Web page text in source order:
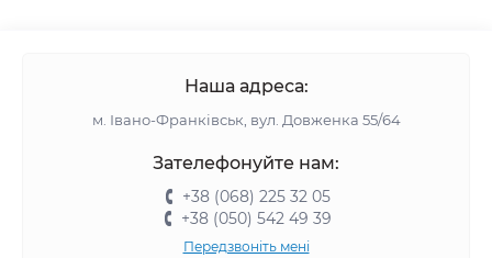
Наша адреса:
м. Івано-Франківськ, вул. Довженка 55/64
Зателефонуйте нам:
+38 (068) 225 32 05
+38 (050) 542 49 39
Передзвоніть мені